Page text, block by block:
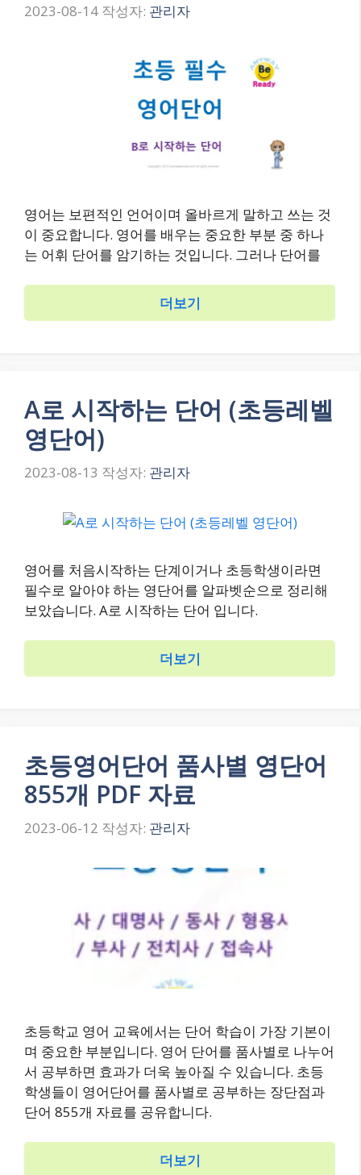
2023-08-14 작성자: 관리자
영어는 보편적인 언어이며 올바르게 말하고 쓰는 것
이 중요합니다. 영어를 배우는 중요한 부분 중 하나
는 어휘 단어를 암기하는 것입니다. 그러나 단어를
더보기
A로 시작하는 단어 (초등레벨
영단어)
2023-08-13 작성자: 관리자
영어를 처음시작하는 단계이거나 초등학생이라면
필수로 알아야 하는 영단어를 알파벳순으로 정리해
보았습니다. A로 시작하는 단어 입니다.
더보기
초등영어단어 품사별 영단어
855개 PDF 자료
2023-06-12 작성자: 관리자
초등학교 영어 교육에서는 단어 학습이 가장 기본이
며 중요한 부분입니다. 영어 단어를 품사별로 나누어
서 공부하면 효과가 더욱 높아질 수 있습니다. 초등
학생들이 영어단어를 품사별로 공부하는 장단점과
단어 855개 자료를 공유합니다.
더보기